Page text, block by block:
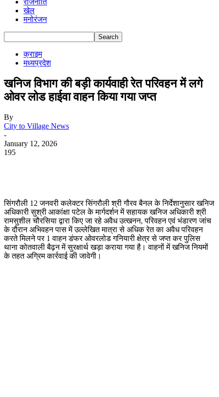
खेल
मनोरंजन
क्राइम
मध्यप्रदेश
खनिज विभाग की बड़ी कार्यवाही रेत परिवहन में लगे
ओवर लोड हाईवा वाहन किया गया जप्त
By
City to Village News
-
January 12, 2026
195
सिंगरौली 12 जनवरी कलेक्टर सिंगरौली श्री गौरव बैनल के निर्देशानुसार खनिज
अधिकारी सुश्री आकांक्षा पटेल के मार्गदर्शन में सहायक खनिज अधिकारी श्री
रामसुशील चौरसिया द्वारा किए जा रहे अवैध उत्खनन, परिवहन एवं भंडारण जांच
के दौरान अभिवहन पास में उल्लेखित मात्रा से अधिक रेत का अवैध परिवहन
करते मिलने पर 1 वाहन डंफर ओवरलोड गनियारी क्षेत्र से जप्त कर पुलिस
थाना कोतवाली बैढ़न में सुरक्षार्थ खड़ा कराया गया है। वाहनों में खनिज नियमों
के तहत अग्रिम कार्रवाई की जावेगी।